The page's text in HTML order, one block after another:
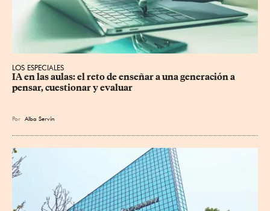
LOS ESPECIALES
IA en las aulas: el reto de enseñar a una generación a
pensar, cuestionar y evaluar
Por Alba Servín